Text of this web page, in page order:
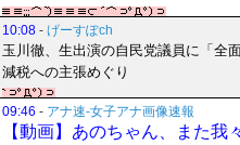
10:08 - げーすぽch
玉川徹、生出演の自民党議員に「
減税への主張めぐり
09:46 - アナ速‐女子アナ画像速報
【動画】あのちゃん、また我